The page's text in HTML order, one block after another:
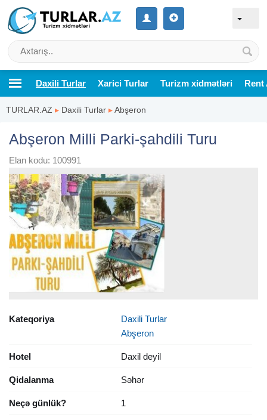
Daxili Turlar Xarici Turlar Turizm xidmətləri Rent
TURLAR.AZ ▸ Daxili Turlar ▸Abşeron
Abşeron Milli Parki-şahdili Turu
Elan kodu: 100991
Kateqoriya
Daxili Turlar
Abşeron
Hotel Daxil deyil
Qidalanma Səhər
Neçə günlük? 1